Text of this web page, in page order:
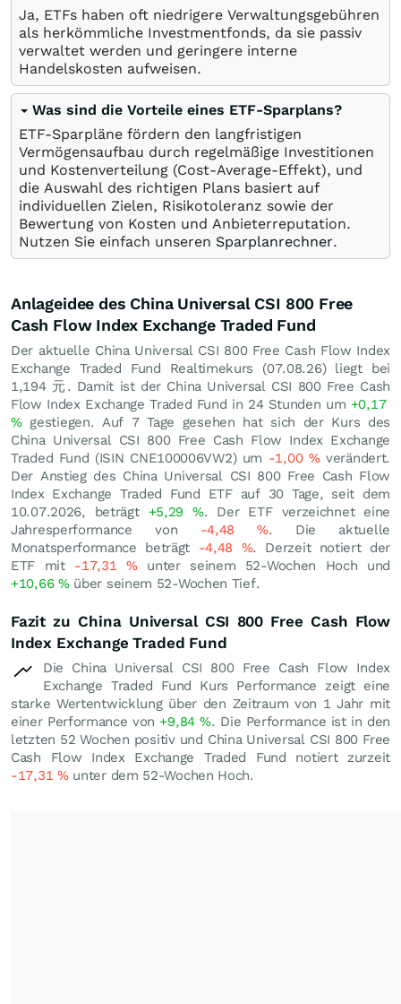
Ja, ETFs haben oft niedrigere Verwaltungsgebühren
als herkömmliche Investmentfonds, da sie passiv
verwaltet werden und geringere interne
Handelskosten aufweisen.
Was sind die Vorteile eines ETF-Sparplans?
ETF-Sparpläne fördern den langfristigen
Vermögensaufbau durch regelmäßige Investitionen
und Kostenverteilung (Cost-Average-Effekt), und
die Auswahl des richtigen Plans basiert auf
individuellen Zielen, Risikotoleranz sowie der
Bewertung von Kosten und Anbieterreputation.
Nutzen Sie einfach unseren Sparplanrechner.
Anlageidee des China Universal CSI 800 Free
Cash Flow Index Exchange Traded Fund
Der aktuelle China Universal CSI 800 Free Cash Flow Index
Exchange Traded Fund Realtimekurs (07.08.26) liegt bei
1,194 元. Damit ist der China Universal CSI 800 Free Cash
Flow Index Exchange Traded Fund in 24 Stunden um +0,17
%gestiegen. Auf 7 Tage gesehen hat sich der Kurs des
China Universal CSI 800 Free Cash Flow Index Exchange
Traded Fund (ISIN CNE100006VW2) um -1,00 %verändert.
Der Anstieg des China Universal CSI 800 Free Cash Flow
Index Exchange Traded Fund ETF auf 30 Tage, seit dem
10.07.2026, beträgt +5,29%. Der ETF verzeichnet eine
Jahresperformance von -4,48%. Die aktuelle
Monatsperformance beträgt -4,48 %. Derzeit notiert der
ETF mit -17,31 %unter seinem 52-Wochen Hoch und
+10,66 %über seinem 52-Wochen Tief.
Fazit zu China Universal CSI 800 Free Cash Flow
Index Exchange Traded Fund
Die China Universal CSI 800 Free Cash Flow Index
Exchange Traded Fund Kurs Performance zeigt eine
starke Wertentwicklung über den Zeitraum von 1 Jahr mit
einer Performance von +9,84%. Die Performance ist in den
letzten 52 Wochen positiv und China Universal CSI 800 Free
Cash Flow Index Exchange Traded Fund notiert zurzeit
-17,31 %unter dem 52-Wochen Hoch.